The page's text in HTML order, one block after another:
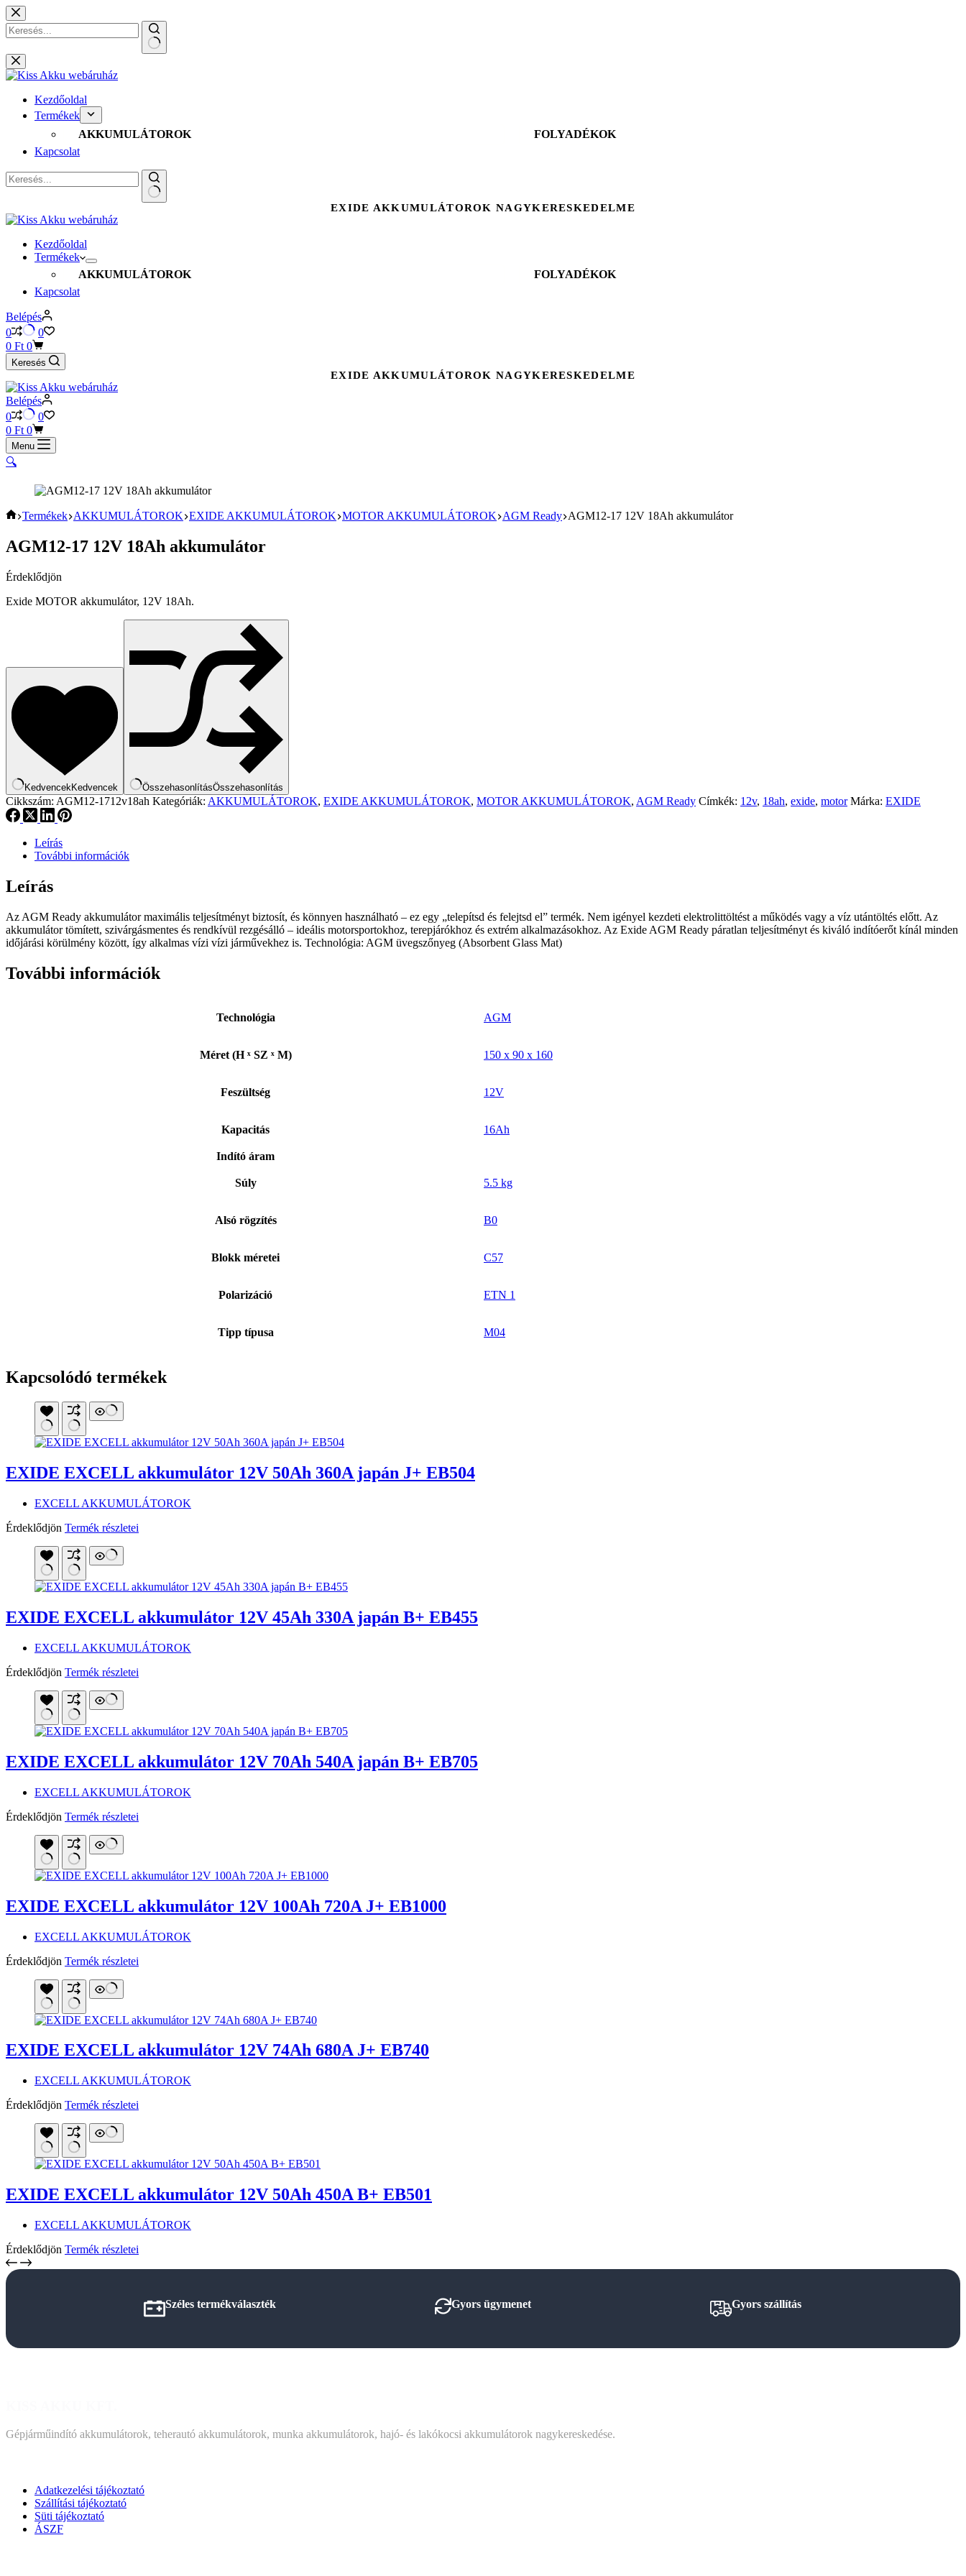
Skip
to
content
No
results
Kezdőoldal
Termékek
AKKUMULÁTOROK
FOLYADÉKOK
Kapcsolat
results
EXIDE AKKUMULÁTOROK NAGYKERESKEDELME
Kezdőoldal
Termékek
AKKUMULÁTOROK
FOLYADÉKOK
Kapcsolat
Belépés
0
0
Shopping
cart
0 Ft 0
Keresés
EXIDE AKKUMULÁTOROK NAGYKERESKEDELME
Belépés
0
0
Shopping
cart
0 Ft 0
Menu
🔍
KEZDŐOLDAL
Termékek AKKUMULÁTOROK EXIDE AKKUMULÁTOROK MOTOR AKKUMULÁTOROK AGM Ready AGM12-17 12V 18Ah akkumulátor
AGM12-17 12V 18Ah akkumulátor
Érdeklődjön
Exide MOTOR akkumulátor, 12V 18Ah.
Kedvencek Kedvencek ÖsszehasonlításÖsszehasonlítás
Cikkszám: AGM12-1712v18ah Kategóriák: AKKUMULÁTOROK, EXIDE AKKUMULÁTOROK, MOTOR AKKUMULÁTOROK, AGM Ready Címkék: 12v, 18ah, exide, motor Márka: EXIDE
Leírás
További információk
Leírás
Az AGM Ready akkumulátor maximális teljesítményt biztosít, és könnyen használható – ez egy „telepítsd és felejtsd el” termék. Nem igényel kezdeti elektrolittöltést a működés vagy a víz utántöltés előtt. Az
akkumulátor tömített, szivárgásmentes és rendkívül rezgésálló – ideális motorsportokhoz, terepjárókhoz és extrém alkalmazásokhoz. Az Exide AGM Ready páratlan teljesítményt és kiváló indítóerőt kínál minden
időjárási körülmény között, így alkalmas vízi vízi járművekhez is. Technológia: AGM üvegszőnyeg (Absorbent Glass Mat)
További információk
Technológia AGM
Méret (H ˣ SZ ˣ M) 150 x 90 x 160
Feszültség 12V
Kapacitás 16Ah
Indító áram
Súly 5.5 kg
Alsó rögzítés B0
Blokk méretei C57
Polarizáció ETN 1
Tipp típusa M04
Kapcsolódó termékek
EXIDE EXCELL akkumulátor 12V 50Ah 360A japán J+ EB504
EXCELL AKKUMULÁTOROK
Érdeklődjön Termék részletei
EXIDE EXCELL akkumulátor 12V 45Ah 330A japán B+ EB455
EXCELL AKKUMULÁTOROK
Érdeklődjön Termék részletei
EXIDE EXCELL akkumulátor 12V 70Ah 540A japán B+ EB705
EXCELL AKKUMULÁTOROK
Érdeklődjön Termék részletei
EXIDE EXCELL akkumulátor 12V 100Ah 720A J+ EB1000
EXCELL AKKUMULÁTOROK
Érdeklődjön Termék részletei
EXIDE EXCELL akkumulátor 12V 74Ah 680A J+ EB740
EXCELL AKKUMULÁTOROK
Érdeklődjön Termék részletei
EXIDE EXCELL akkumulátor 12V 50Ah 450A B+ EB501
EXCELL AKKUMULÁTOROK
Érdeklődjön Termék részletei
Széles termékválaszték Gyors ügymenet Gyors szállítás
Gépjárműindító akkumulátorok, teherautó akkumulátorok, munka akkumulátorok, hajó- és lakókocsi akkumulátorok nagykereskedése.
Adatkezelési tájékoztató
Szállítási tájékoztató
Süti tájékoztató
ÁSZF